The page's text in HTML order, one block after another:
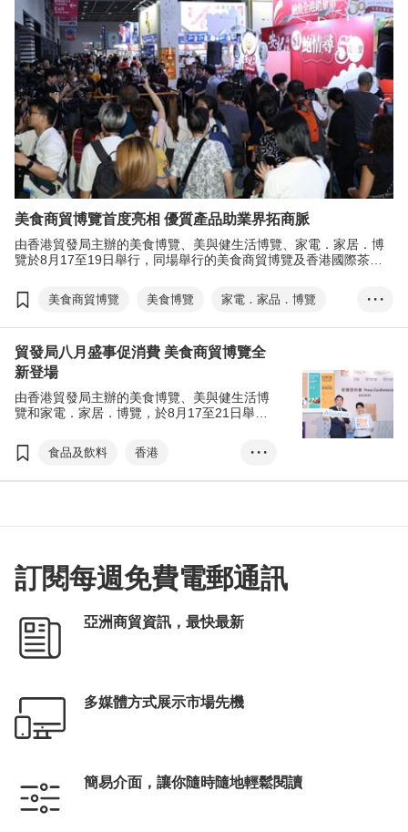
美食商貿博覽首度亮相 優質產品助業界拓商脈
由香港貿發局主辦的美食博覽、美與健生活博覽、家電．家居．博
覽於8月17至19日舉行，同場舉行的美食商貿博覽及香港國際茶展
美食商貿博覽 美食博覽
家電．家品．博覽
美與健生活博覽
香港國際茶展
國際現代化中醫藥及健康產品會議
電子消費券
林健岳
掃碼易
• • •
貿發局八月盛事促消費 美食商貿博覽全
新登場
由香港貿發局主辦的美食博覽、美與健生活博
覽和家電．家居．博覽，於8月17至21日舉
兩項貿易展覽，亦於8月17至19日同場亮相。
食品及飲料
香港
美食商貿博覽
美食博覽
國際現代化中醫藥及健康產品會議
電子消費券
張淑芬
• • •
訂閱每週免費電郵通訊
亞洲商貿資訊，最快最新
多媒體方式展示市場先機
簡易介面，讓你隨時隨地輕鬆閱讀